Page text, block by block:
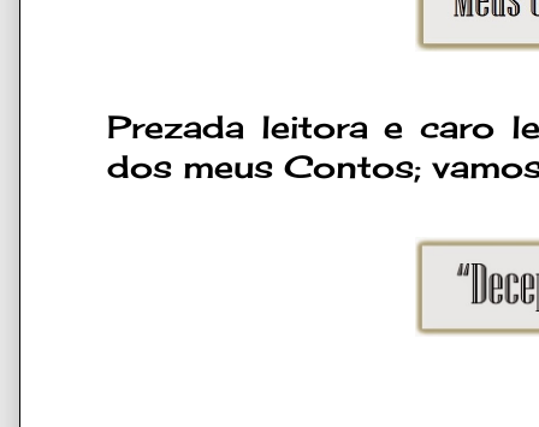
Prezada leitora e caro
dos meus Contos;